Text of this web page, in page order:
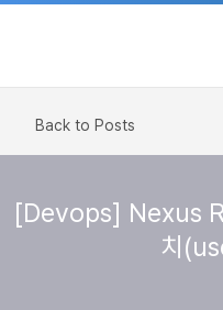
Back to Posts
[Devops] Nexus
치